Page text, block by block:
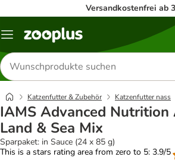
Versandkostenfrei ab
Menü
Produkte
suchen
Katzenfutter & Zubehör Katzenfutter nass
IAMS Advanced
Land & Sea Mix
Sparpaket: in Sauce (24 x 85 g)
This is a stars rating area from zero to 5: 3.9/5